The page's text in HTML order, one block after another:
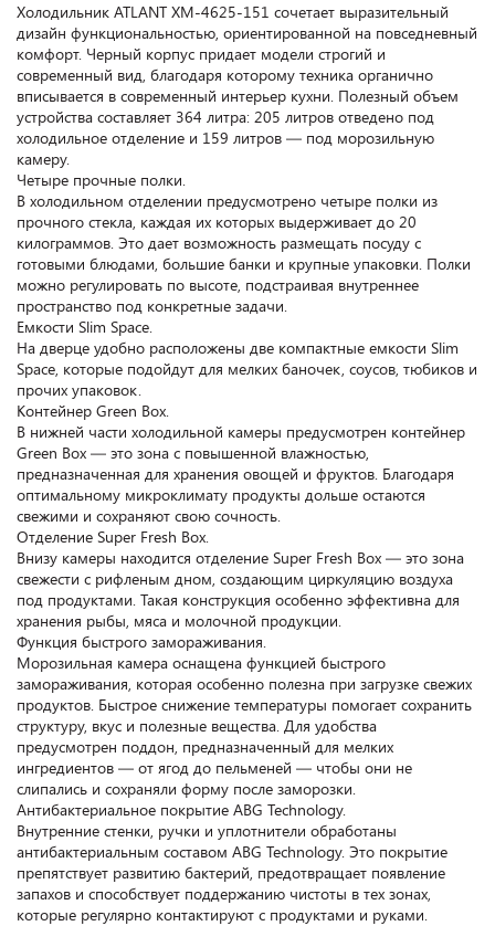
Холодильник ATLANT ХМ-4625-151 сочетает выразительный
дизайн функциональностью, ориентированной на повседневный
комфорт. Черный корпус придает модели строгий и
современный вид, благодаря которому техника органично
вписывается в современный интерьер кухни. Полезный объем
устройства составляет 364 литра: 205 литров отведено под
холодильное отделение и 159 литров — под морозильную
камеру.
Четыре прочные полки.
В холодильном отделении предусмотрено четыре полки из
прочного стекла, каждая их которых выдерживает до 20
килограммов. Это дает возможность размещать посуду с
готовыми блюдами, большие банки и крупные упаковки. Полки
можно регулировать по высоте, подстраивая внутреннее
пространство под конкретные задачи.
Емкости Slim Space.
На дверце удобно расположены две компактные емкости Slim
Space, которые подойдут для мелких баночек, соусов, тюбиков и
прочих упаковок.
Контейнер Green Box.
В нижней части холодильной камеры предусмотрен контейнер
Green Box — это зона с повышенной влажностью,
предназначенная для хранения овощей и фруктов. Благодаря
оптимальному микроклимату продукты дольше остаются
свежими и сохраняют свою сочность.
Отделение Super Fresh Box.
Внизу камеры находится отделение Super Fresh Box — это зона
свежести с рифленым дном, создающим циркуляцию воздуха
под продуктами. Такая конструкция особенно эффективна для
хранения рыбы, мяса и молочной продукции.
Функция быстрого замораживания.
Морозильная камера оснащена функцией быстрого
замораживания, которая особенно полезна при загрузке свежих
продуктов. Быстрое снижение температуры помогает сохранить
структуру, вкус и полезные вещества. Для удобства
предусмотрен поддон, предназначенный для мелких
ингредиентов — от ягод до пельменей — чтобы они не
слипались и сохраняли форму после заморозки.
Антибактериальное покрытие ABG Technology.
Внутренние стенки, ручки и уплотнители обработаны
антибактериальным составом ABG Technology. Это покрытие
препятствует развитию бактерий, предотвращает появление
запахов и способствует поддержанию чистоты в тех зонах,
которые регулярно контактируют с продуктами и руками.